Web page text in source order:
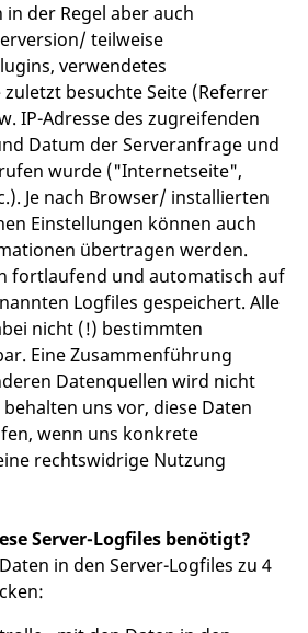
der Regel aber auch
teilweise
verwendetes
besuchte Seite (Referrer
IP-Adresse des zugreifenden
Datum der Serveranfrage und
wurde ("Internetseite",
Je nach Browser/ installierten
Einstellungen können auch
übertragen werden.
fortlaufend und automatisch auf
Logfiles gespeichert. Alle
nicht (!) bestimmten
Eine Zusammenführung
Datenquellen wird nicht
uns vor, diese Daten
wenn uns konkrete
rechtswidrige Nutzung
Server-Logfiles benötigt?
in den Server-Logfiles zu 4